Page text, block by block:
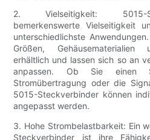
2. Vielseitigkeit: 5015-
bemerkenswerte Vielseitigkeit
unterschiedlichste
Größen, Gehäusematerialien
erhältlich und lassen sich so an
anpassen. Ob Sie einen
Stromübertragung oder die
5015-Steckverbinder können
angepasst werden.
3. Hohe Strombelastbarkeit: Ein
Steckverbinder ist ihre